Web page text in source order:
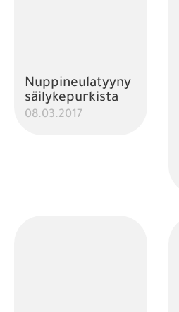
Nuppineulatyyny
säilykepurkista
08.03.2017